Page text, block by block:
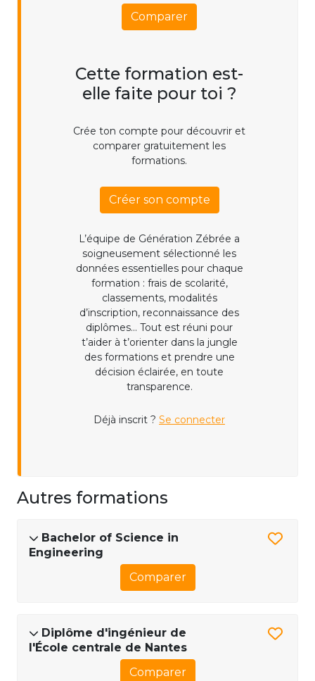
Comparer
Cette formation est-
elle faite pour toi ?
Crée ton compte pour découvrir et
comparer gratuitement les
formations.
Créer son compte
L’équipe de Génération Zébrée a
soigneusement sélectionné les
données essentielles pour chaque
formation : frais de scolarité,
classements, modalités
d’inscription, reconnaissance des
diplômes... Tout est réuni pour
t’aider à t’orienter dans la jungle
des formations et prendre une
décision éclairée, en toute
transparence.
Déjà inscrit ? Se connecter
Autres formations
Bachelor of Science in
Engineering
Comparer
Diplôme d'ingénieur de
l'École centrale de Nantes
Comparer